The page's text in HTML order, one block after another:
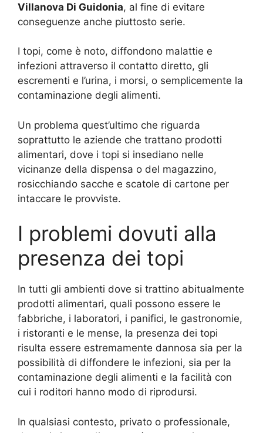
Villanova Di Guidonia, al fine di evitare
conseguenze anche piuttosto serie.
I topi, come è noto, diffondono malattie e
infezioni attraverso il contatto diretto, gli
escrementi e l’urina, i morsi, o semplicemente la
contaminazione degli alimenti.
Un problema quest’ultimo che riguarda
soprattutto le aziende che trattano prodotti
alimentari, dove i topi si insediano nelle
vicinanze della dispensa o del magazzino,
rosicchiando sacche e scatole di cartone per
intaccare le provviste.
I problemi dovuti alla
presenza dei topi
In tutti gli ambienti dove si trattino abitualmente
prodotti alimentari, quali possono essere le
fabbriche, i laboratori, i panifici, le gastronomie,
i ristoranti e le mense, la presenza dei topi
risulta essere estremamente dannosa sia per la
possibilità di diffondere le infezioni, sia per la
contaminazione degli alimenti e la facilità con
cui i roditori hanno modo di riprodursi.
In qualsiasi contesto, privato o professionale,